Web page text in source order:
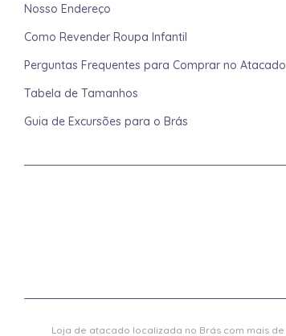
Nosso Endereço
Como Revender Roupa Infantil
Perguntas Frequentes para Comprar no Atacado
Tabela de Tamanhos
Guia de Excursões para o Brás
Loja de atacado localizada no Brás com mais